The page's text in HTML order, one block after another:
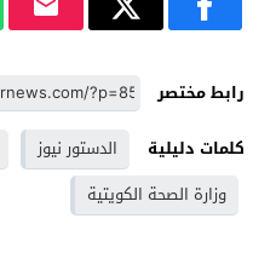
رابط مختصر
كلمات دليلية
الدستور نيوز
وزارة الصحة الكويتية